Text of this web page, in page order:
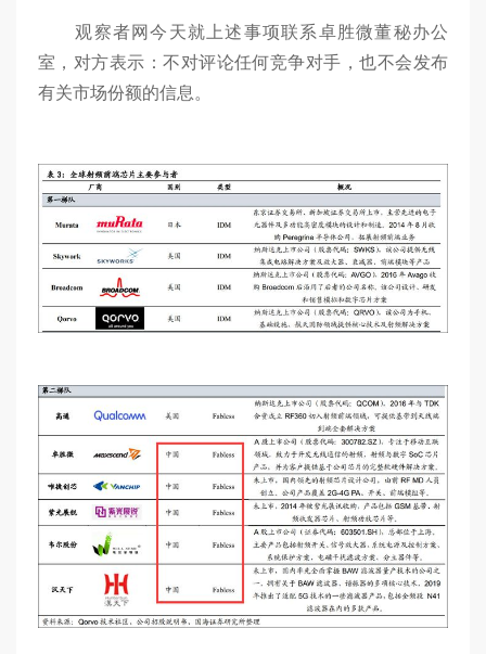
观察者网今天就上述事项联系卓胜微董秘办公
室，对方表示：不对评论任何竞争对手，也不会发布
有关市场份额的信息。